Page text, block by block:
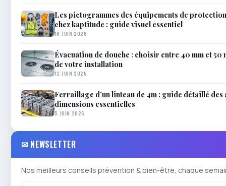
Les pictogrammes des équipements de
chez kaptitude : guide visuel essentiel
16 JUIN 2026
Évacuation de douche : choisir entre 40 mm et 50
de votre installation
12 JUIN 2026
Ferraillage d’un linteau de 4m : guide détaillé des
dimensions essentielles
5 JUIN 2026
✉ NEWSLETTER
Nos meilleurs conseils prévention & bien-être, chaque